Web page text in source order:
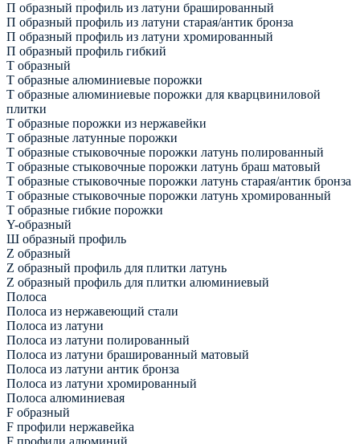
П образный профиль из латуни брашированный
П образный профиль из латуни старая/антик бронза
П образный профиль из латуни хромированный
П образный профиль гибкий
Т образный
Т образные алюминиевые порожки
Т образные алюминиевые порожки для кварцвиниловой
плитки
Т образные порожки из нержавейки
Т образные латунные порожки
Т образные стыковочные порожки латунь полированный
Т образные стыковочные порожки латунь браш матовый
Т образные стыковочные порожки латунь старая/антик бронза
Т образные стыковочные порожки латунь хромированный
Т образные гибкие порожки
Y-образный
Ш образный профиль
Z образный
Z образный профиль для плитки латунь
Z образный профиль для плитки алюминиевый
Полоса
Полоса из нержавеющий стали
Полоса из латуни
Полоса из латуни полированный
Полоса из латуни брашированный матовый
Полоса из латуни антик бронза
Полоса из латуни хромированный
Полоса алюминиевая
F образный
F профили нержавейка